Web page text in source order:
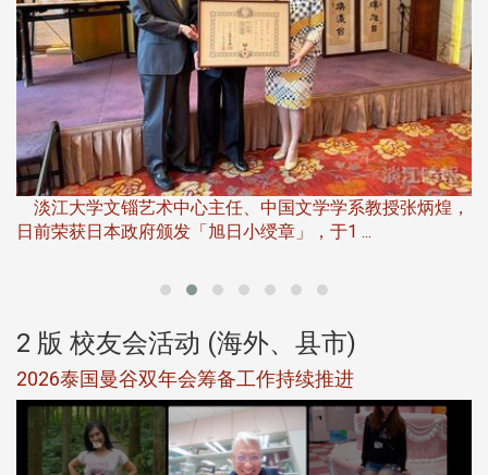
淡江大学文锱艺术中心主任、中国文学学系教授张炳煌，
日前荣获日本政府颁发「旭日小绶章」，于1 ...
2 版 校友会活动 (海外、县市)
2026泰国曼谷双年会筹备工作持续推进